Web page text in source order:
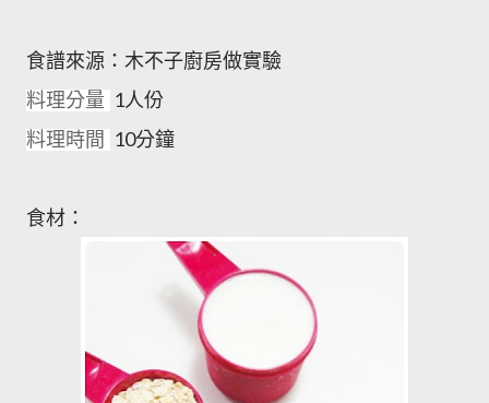
食譜來源：木不子廚房做實驗
料理分量 1人份
料理時間 10分鐘
食材：